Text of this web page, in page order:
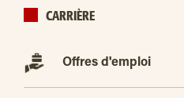
CARRIÈRE
Offres d'emploi